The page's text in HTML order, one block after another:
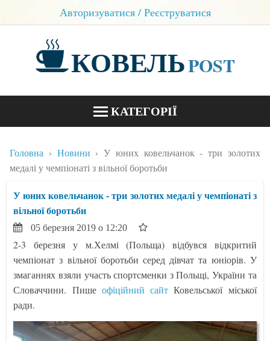
Авторизуватися / Реєструватися
КОВЕЛЬPOST
КАТЕГОРІЇ
БЛОГИ
Головна Новини
У юних ковельчанок - три золотих
медалі у чемпіонаті з вільної боротьби
У юних ковельчанок - три золотих медалі у чемпіонаті з
вільної боротьби
05 березня 2019 о 12:20
2-3 березня у м.Хелмі (Польща) відбувся відкритий
чемпіонат з вільної боротьби серед дівчат та юніорів. У
змаганнях взяли участь спортсменки з Польщі, України та
Словаччини. Пише офіційний сайтКовельської міської
ради.